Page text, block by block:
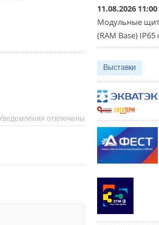
отключены
11.08.2026
Модульные
(RAM Base)
Выставки